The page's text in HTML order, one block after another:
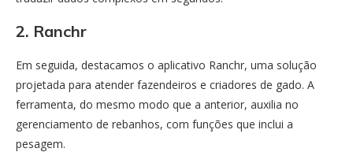
2. Ranchr
Em seguida, destacamos o aplicativo Ranchr, uma solução
projetada para atender fazendeiros e criadores de gado. A
ferramenta, do mesmo modo que a anterior, auxilia no
gerenciamento de rebanhos, com funções que inclui a
pesagem.